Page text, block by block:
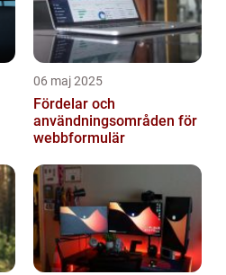
06 maj 2025
Fördelar och
användningsområden för
webbformulär